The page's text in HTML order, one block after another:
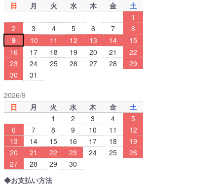
日
月 火 水 木 金
土
1
2
3 4 5 6 7
8
9
10 11 12 13 14
15
16
17 18 19 20 21
22
23
24 25 26 27 28
29
30
31
2026/9
日
月 火 水 木 金
土
1
2 3 4
5
6
7 8 9 10 11
12
13
14 15 16 17 18
19
20
21 22 23 24 25
26
27
28 29
30
◆お支払い方法